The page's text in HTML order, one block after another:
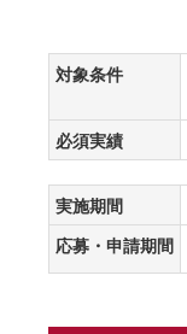
対象条件
必須実績
実施期間
応募・申請期間